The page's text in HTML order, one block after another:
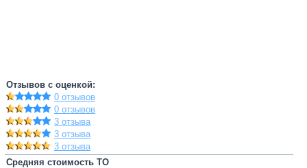
Отзывов с оценкой:
0 отзывов
0 отзывов
3 отзыва
3 отзыва
3 отзыва
Средняя стоимость ТО